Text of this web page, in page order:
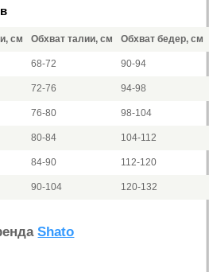
см Обхват талии, см Обхват бедер, см
68-72 90-94
72-76 94-98
76-80 98-104
80-84 104-112
84-90 112-120
90-104 120-132
Shato